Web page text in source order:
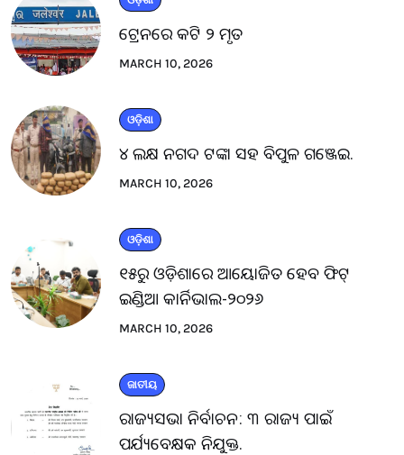
ଟ୍ରେନରେ କଟି ୨ ମୃତ
MARCH 10, 2026
ଓଡ଼ିଶା
୪ ଲକ୍ଷ ନଗଦ ଟଙ୍କା ସହ ବିପୁଳ ଗଞ୍ଜେଇ.
MARCH 10, 2026
ଓଡ଼ିଶା
୧୫ରୁ ଓଡ଼ିଶାରେ ଆୟୋଜିତ ହେବ ଫିଟ୍
ଇଣ୍ଡିଆ କାର୍ନିଭାଲ-୨୦୨୬
MARCH 10, 2026
ଜାତୀୟ
ରାଜ୍ୟସଭା ନିର୍ବାଚନ: ୩ ରାଜ୍ୟ ପାଇଁ
ପର୍ଯ୍ୟବେକ୍ଷକ ନିଯୁକ୍ତ.